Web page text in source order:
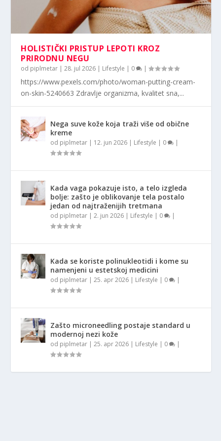
HOLISTIČKI PRISTUP LEPOTI KROZ
PRIRODNU NEGU
od piplmetar |28. jul 2026 | Lifestyle | 0 |
https://www.pexels.com/photo/woman-putting-cream-
on-skin-5240663 Zdravlje organizma, kvalitet sna,...
Nega suve kože koja traži više od obične
kreme
od piplmetar | 12. jun 2026 | Lifestyle | 0 |
Kada vaga pokazuje isto, a telo izgleda
bolje: zašto je oblikovanje tela postalo
jedan od najtraženijih tretmana
od piplmetar |2. jun 2026 | Lifestyle | 0 |
Kada se koriste polinukleotidi i kome su
namenjeni u estetskoj medicini
od piplmetar |25. apr 2026 | Lifestyle | 0 |
Zašto microneedling postaje standard u
modernoj nezi kože
od piplmetar |25. apr 2026 | Lifestyle | 0 |